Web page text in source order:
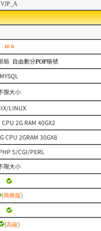
VIP_A
10 G
局 自由劃分POP賬號
MYSQL
限大小
LINUX
2G RAM 40GX2
CPU 2GRAM 30GX8
5/CGI/PERL
限大小
(商務版)
(高級)